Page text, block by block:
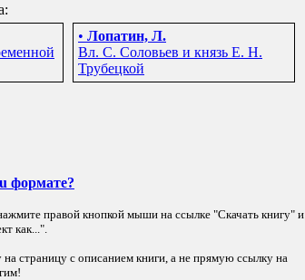
• Лопатин, Л.
Вл. С. Соловьев и князь Е. Н.
Трубецкой
формате?
правой кнопкой мыши на ссылке "Скачать книгу" и
как...".
страницу с описанием книги, а не прямую ссылку на